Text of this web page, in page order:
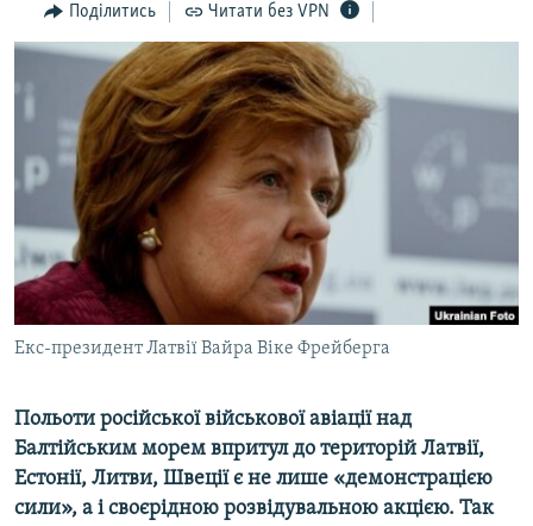
пошукуІНТЕРВ'Ю
ВСЕ ЗА ДЕНЬ
СПЕЦПРОЕКТИ
ДЕПОРТАЦІЯ
ВІДЕОУРОКИ «ELIFBE»
СВІДЧЕННЯ ОКУПАЦІЇ
УКРАЇНСЬКА ПРОБЛЕМА КРИМУ
ІНФОГРАФІКА
ЯК ОБІЙТИ БЛОКУВАННЯ
Русский
Qırımtatar
ДОЛУЧАЙСЯ!
Усі сайти RFE/RL
Поділитись Читати без VPN
Екс-президент Латвії Вайра Віке Фрейберга
Польоти російської військової авіації над
Балтійським морем впритул до територій Латвії,
Естонії, Литви, Швеції є не лише «демонстрацією
сили», а і своєрідною розвідувальною акцією. Так